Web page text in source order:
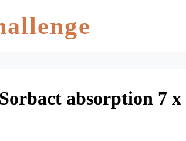
Sorbact absorption 7 x